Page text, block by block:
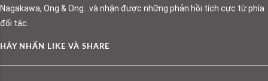
Nagakawa, Ong & Ong…và nhận được những phản hồi tích cực từ phía
đối tác.
HÃY NHẤN LIKE VÀ SHARE